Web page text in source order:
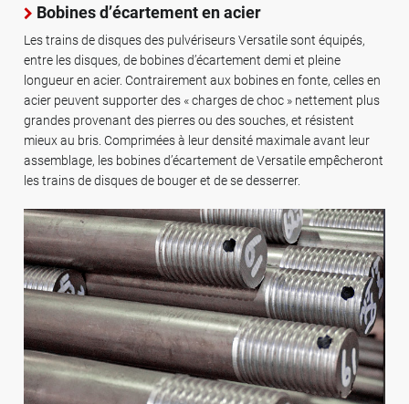
Bobines d’écartement en acier
Les trains de disques des pulvériseurs Versatile sont équipés,
entre les disques, de bobines d’écartement demi et pleine
longueur en acier. Contrairement aux bobines en fonte, celles en
acier peuvent supporter des « charges de choc » nettement plus
grandes provenant des pierres ou des souches, et résistent
mieux au bris. Comprimées à leur densité maximale avant leur
assemblage, les bobines d’écartement de Versatile empêcheront
les trains de disques de bouger et de se desserrer.